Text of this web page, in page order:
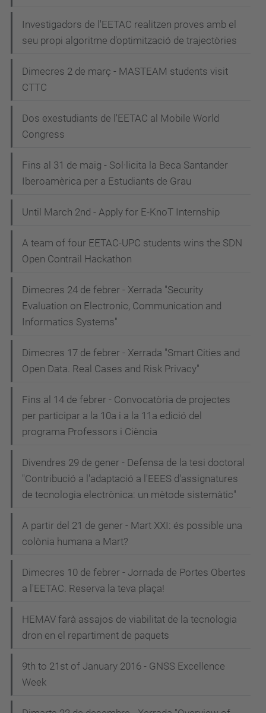
Investigadors de l'EETAC realitzen proves amb el
seu propi algoritme d'optimització de trajectòries
Dimecres 2 de març - MASTEAM students visit
CTTC
Dos exestudiants de l'EETAC al Mobile World
Congress
Fins al 31 de maig - Sol·licita la Beca Santander
Iberoamèrica per a Estudiants de Grau
Until March 2nd - Apply for E-KnoT Internship
A team of four EETAC-UPC students wins the SDN
Open Contrail Hackathon
Dimecres 24 de febrer - Xerrada "Security
Evaluation on Electronic, Communication and
Informatics Systems"
Dimecres 17 de febrer - Xerrada "Smart Cities and
Open Data. Real Cases and Risk Privacy"
Fins al 14 de febrer - Convocatòria de projectes
per participar a la 10a i a la 11a edició del
programa Professors i Ciència
Divendres 29 de gener - Defensa de la tesi doctoral
"Contribució a l'adaptació a l'EEES d'assignatures
de tecnologia electrònica: un mètode sistemàtic"
A partir del 21 de gener - Mart XXI: és possible una
colònia humana a Mart?
Dimecres 10 de febrer - Jornada de Portes Obertes
a l'EETAC. Reserva la teva plaça!
HEMAV farà assajos de viabilitat de la tecnologia
dron en el repartiment de paquets
9th to 21st of January 2016 - GNSS Excellence
Week